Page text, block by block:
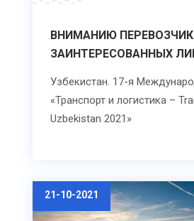
ВНИМАНИЮ
ЗАИНТЕРЕСОВАННЫХ
Узбекистан. 17-я
«Транспорт и логистика –
Uzbekistan 2021»
21-10-2021